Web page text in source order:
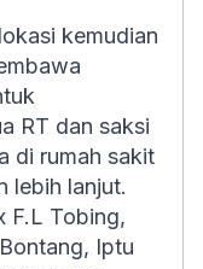
kemudian
RT dan saksi
di rumah sakit
lebih lanjut.
F.L Tobing,
Iptu